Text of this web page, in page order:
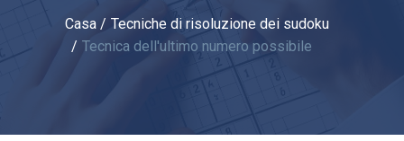
Casa
Tecniche di risoluzione dei sudoku
Tecnica dell'ultimo numero possibile